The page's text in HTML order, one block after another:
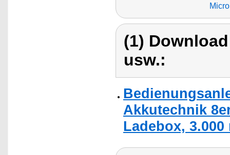
Micro
(1)
usw.:
Akkutechnik
Ladebox, 3.000